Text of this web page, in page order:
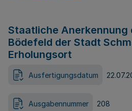
Staatliche Anerkennung
Bödefeld der Stadt
Erholungsort
Ausfertigungsdatum
Ausgabennummer 208